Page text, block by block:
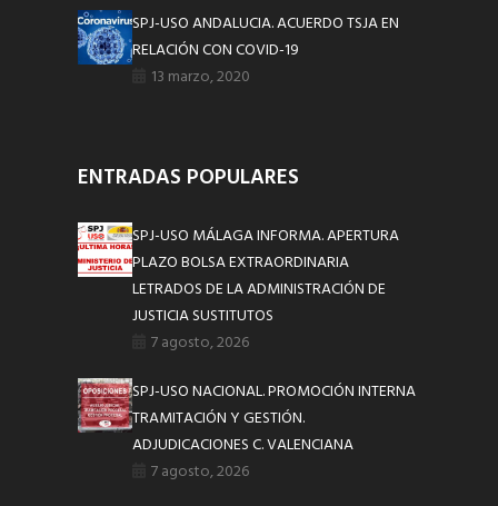
SPJ-USO ANDALUCIA. ACUERDO TSJA EN
RELACIÓN CON COVID-19
13 marzo, 2020
ENTRADAS POPULARES
SPJ-USO MÁLAGA INFORMA. APERTURA
PLAZO BOLSA EXTRAORDINARIA
LETRADOS DE LA ADMINISTRACIÓN DE
JUSTICIA SUSTITUTOS
7 agosto, 2026
SPJ-USO NACIONAL. PROMOCIÓN INTERNA
TRAMITACIÓN Y GESTIÓN.
ADJUDICACIONES C. VALENCIANA
7 agosto, 2026